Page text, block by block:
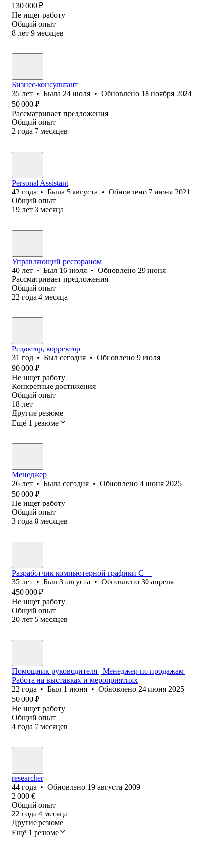
130 000 ₽
Не ищет работу
Общий опыт
8 лет 9 месяцев
Бизнес-консультант
35 лет • Была 24 июля • Обновлено 18 ноября 2024
50 000 ₽
Рассматривает предложения
Общий опыт
2 года 7 месяцев
Personal Assistant
42 года • Была 5 августа • Обновлено 7 июня 2021
Общий опыт
19 лет 3 месяца
Управляющий рестораном
40 лет • Был 16 июля • Обновлено 29 июня
Рассматривает предложения
Общий опыт
22 года 4 месяца
Редактор, корректор
31 год • Был сегодня • Обновлено 9 июля
90 000 ₽
Не ищет работу
Конкретные достижения
Общий опыт
18 лет
Другие резюме
Ещё 1 резюме
Менеджер
26 лет • Была сегодня • Обновлено 4 июня 2025
50 000 ₽
Не ищет работу
Общий опыт
3 года 8 месяцев
Разработчик компьютерной графики С++
35 лет • Был 3 августа • Обновлено 30 апреля
450 000 ₽
Не ищет работу
Общий опыт
20 лет 5 месяцев
Помощник руководителя | Менеджер по продажам |
Работа на выставках и мероприятиях
22 года • Был 1 июня • Обновлено 24 июня 2025
50 000 ₽
Не ищет работу
Общий опыт
4 года 7 месяцев
researcher
44 года • Обновлено 19 августа 2009
2 000 €
Общий опыт
22 года 4 месяца
Другие резюме
Ещё 1 резюме